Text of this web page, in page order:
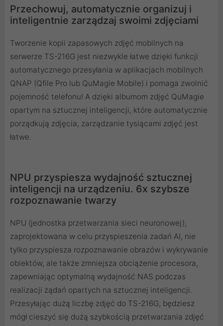
Przechowuj, automatycznie organizuj i
inteligentnie zarządzaj swoimi zdjęciami
Tworzenie kopii zapasowych zdjęć mobilnych na
serwerze TS-216G jest niezwykle łatwe dzięki funkcji
automatycznego przesyłania w aplikacjach mobilnych
QNAP (Qfile Pro lub QuMagie Mobile) i pomaga zwolnić
pojemność telefonu! A dzięki albumom zdjęć QuMagie
opartym na sztucznej inteligencji, które automatycznie
porządkują zdjęcia, zarządzanie tysiącami zdjęć jest
łatwe.
NPU przyspiesza wydajność sztucznej
inteligencji na urządzeniu. 6x szybsze
rozpoznawanie twarzy
NPU (jednostka przetwarzania sieci neuronowej),
zaprojektowana w celu przyspieszenia zadań AI, nie
tylko przyspiesza rozpoznawanie obrazów i wykrywanie
obiektów, ale także zmniejsza obciążenie procesora,
zapewniając optymalną wydajność NAS podczas
realizacji żądań opartych na sztucznej inteligencji.
Przesyłając dużą liczbę zdjęć do TS-216G, będziesz
mógł cieszyć się dużą szybkością przetwarzania zdjęć